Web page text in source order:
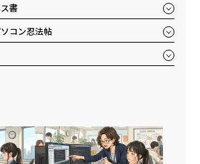
書
コン忍法帖